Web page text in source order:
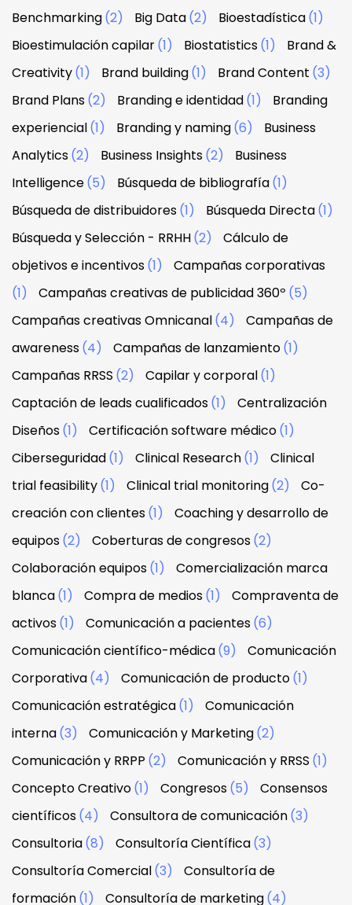
Benchmarking(2) Big Data(2) Bioestadística(1)
Bioestimulación capilar(1) Biostatistics(1)
Brand &
Creativity(1) Brand building(1) Brand Content (3)
Brand Plans(2) Branding e identidad(1)
Branding
experiencial(1) Branding y naming(6)
Business
Analytics(2) Business Insights(2)
Business
Intelligence(5) Búsqueda de bibliografía(1)
Búsqueda de distribuidores(1) Búsqueda Directa(1)
Búsqueda y Selección - RRHH(2)
Cálculo de
objetivos e incentivos(1)
Campañas corporativas
(1)
Campañas creativas de publicidad 360º (5)
Campañas creativas Omnicanal(4)
Campañas de
awareness(4) Campañas de lanzamiento(1)
Campañas RRSS (2) Capilar y corporal(1)
Captación de leads cualificados(1)
Centralización
Diseños(1) Certificación software médico(1)
Ciberseguridad(1) Clinical Research(1)
Clinical
trial feasibility(1) Clinical trial monitoring(2)
Co-
creación con clientes(1)
Coaching y desarrollo de
equipos(2) Coberturas de congresos(2)
Colaboración equipos(1)
Comercialización marca
blanca(1) Compra de medios(1)
Compraventa de
activos(1) Comunicación a pacientes(6)
Comunicación científico-médica(9)
Comunicación
Corporativa(4) Comunicación de producto(1)
Comunicación estratégica(1)
Comunicación
interna(3) Comunicación y Marketing(2)
Comunicación y RRPP (2) Comunicación y RRSS (1)
Concepto Creativo(1) Congresos(5)
Consensos
científicos(4) Consultora de comunicación(3)
Consultoria(8) Consultoría Científica(3)
Consultoría Comercial(3)
Consultoría de
formación(1) Consultoría de marketing(4)